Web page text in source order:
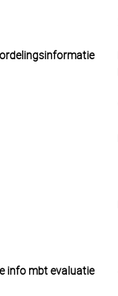
info mbt evaluatie